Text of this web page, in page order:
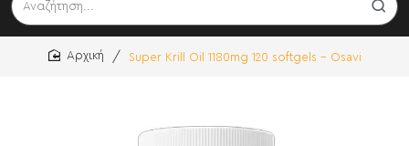
Αναζήτηση...
Super Krill Oil 1180mg 120 softgels - Osavi